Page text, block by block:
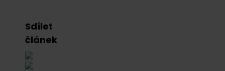
Sdílet
článek